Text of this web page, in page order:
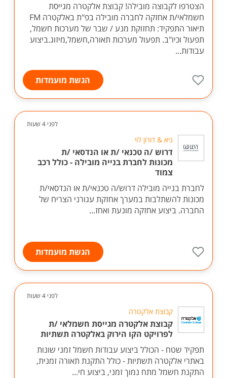
הצטרפו לקבוצה מובילה! קבוצת אלקטרה מגייסת
חשמלאי/ת אחזקה לחברה מובילה בפ"ת באלקטרה FM
תיאור התפקיד: תחזוקת מנע / שבר של מערכות חשמל,
תפעול וכיו"ב. תפעול מערכות תאורה,חשמל,מיזוג.ביצוע
עבודות...
הגשת מועמדות
לפני 4 שעות
גיא & דורון לוי
דרוש /ה טכנאי /ת או הנדסאי /ת
מכונות לחברת בנייה מובילה - כולל רכב
צמוד
לחברת בנייה מובילה דרוש/ה טכנאי/ת או הנדסאי/ת
מכונות להשתלבות במערך אחזקת עגורני הצריח של
החברה. ביצוע אחזקה מונעת ואחז...
הגשת מועמדות
לפני 4 שעות
קבוצת אלקטרה
קבוצת אלקטרה מגייסת חשמלאי /ת
לפרויקט הקו הירוק באלקטרה תשתיות
תפקיד שטח - הכולל ביצוע עבודות חשמל זמני שונות
באתרי אלקטרה תשתיות - כולל התקנת תאורה זמנית,
התקנת חשמל מתח נמוך זמני, ביצוע חי...